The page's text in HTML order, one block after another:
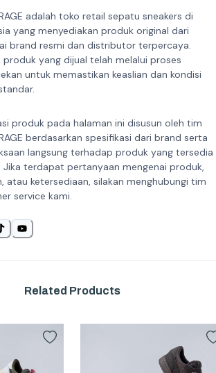
adalah toko retail sepatu sneakers di
yang menyediakan produk original dari
brand resmi dan distributor terpercaya.
produk yang dijual telah melalui proses
untuk memastikan keaslian dan kondisi
produk pada halaman ini disusun oleh tim
berdasarkan spesifikasi dari brand serta
langsung terhadap produk yang tersedia
Jika terdapat pertanyaan mengenai produk,
atau ketersediaan, silakan menghubungi tim
service kami.
Related Products